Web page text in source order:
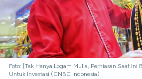
Foto: [Tak Hanya Logam Mulia, Perhiasan Saat Ini
Untuk Investasi.(CNBC Indonesia)